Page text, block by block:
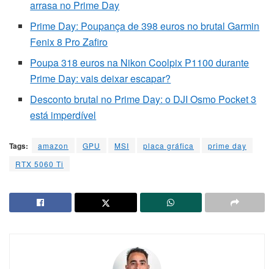
arrasa no Prime Day
Prime Day: Poupança de 398 euros no brutal Garmin
Fenix 8 Pro Zafiro
Poupa 318 euros na Nikon Coolpix P1100 durante
Prime Day: vais deixar escapar?
Desconto brutal no Prime Day: o DJI Osmo Pocket 3
está imperdível
Tags: amazon GPU MSI placa gráfica
prime day
RTX 5060 Ti